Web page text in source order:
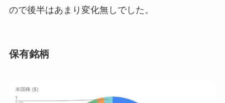
ので後半はあまり変化無しでした。
保有銘柄